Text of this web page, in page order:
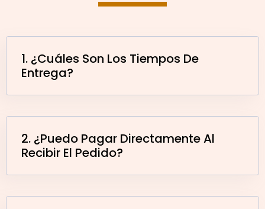
1. ¿Cuáles Son Los Tiempos De
Entrega?
2. ¿Puedo Pagar Directamente Al
Recibir El Pedido?